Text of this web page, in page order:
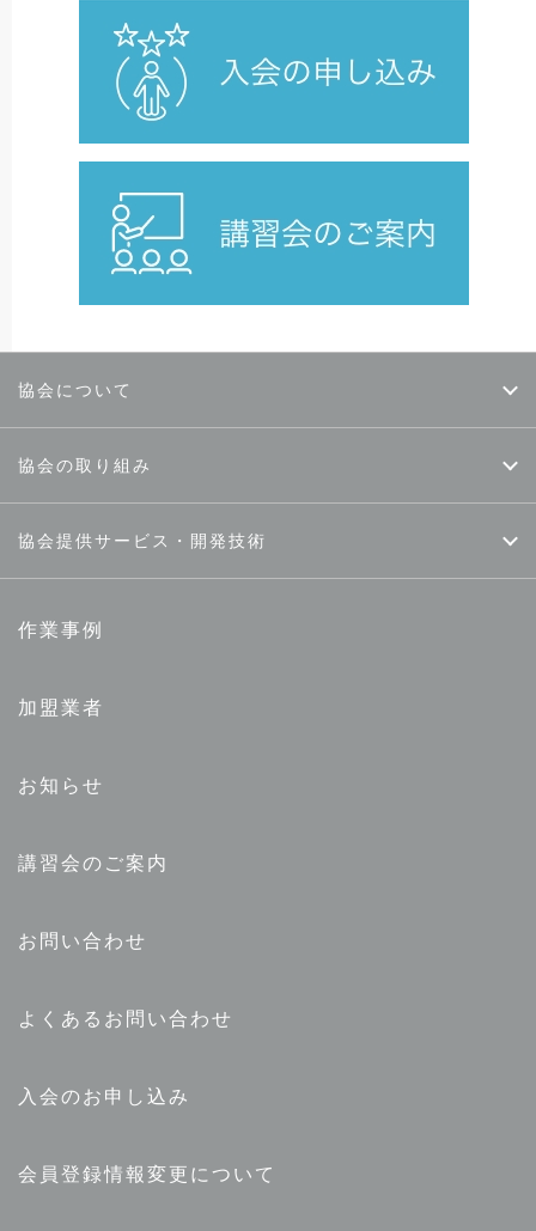
協会について
協会の取り組み
協会提供サービス・開発技術
作業事例
加盟業者
お知らせ
講習会のご案内
お問い合わせ
よくあるお問い合わせ
入会のお申し込み
会員登録情報変更について